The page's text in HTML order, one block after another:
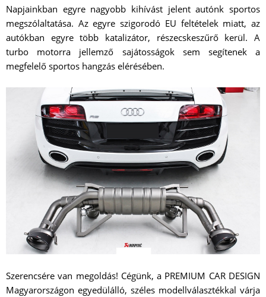
Napjainkban egyre nagyobb kihívást jelent autónk sportos
megszólaltatása. Az egyre szigorodó EU feltételek miatt, az
autókban egyre több katalizátor, részecskeszűrő kerül. A
turbo motorra jellemző sajátosságok sem segítenek a
megfelelő sportos hangzás elérésében.
Szerencsére van megoldás! Cégünk, a PREMIUM CAR DESIGN
Magyarországon egyedülálló, széles modellválasztékkal várja